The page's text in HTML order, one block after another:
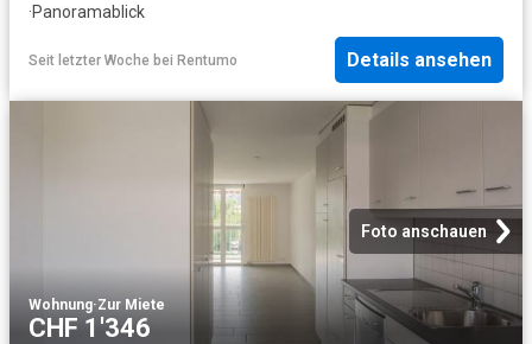
·Panoramablick
Seit letzter Woche bei Rentumo Details ansehen
Foto anschauen
Wohnung·Zur Miete
CHF 1'346